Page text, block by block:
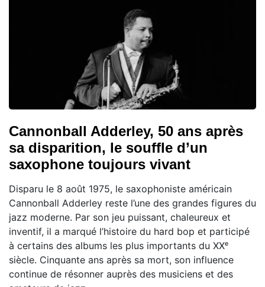
Cannonball Adderley, 50 ans après
sa disparition, le souffle d’un
saxophone toujours vivant
Disparu le 8 août 1975, le saxophoniste américain
Cannonball Adderley reste l’une des grandes figures du
jazz moderne. Par son jeu puissant, chaleureux et
inventif, il a marqué l’histoire du hard bop et participé
à certains des albums les plus importants du XXᵉ
siècle. Cinquante ans après sa mort, son influence
continue de résonner auprès des musiciens et des